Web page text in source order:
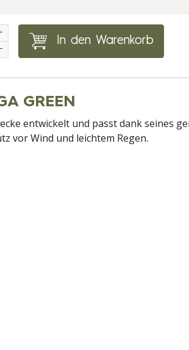
In den Warenkorb
GREEN
entwickelt und passt dank seines
vor Wind und leichtem Regen.